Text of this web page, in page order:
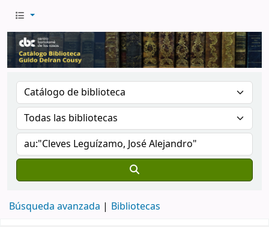
Búsqueda avanzada Bibliotecas